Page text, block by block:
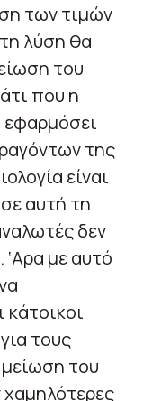
των τιμών
λύση θα
του
που η
εφαρμόσει
της
είναι
αυτή τη
δεν
με αυτό
τους
του